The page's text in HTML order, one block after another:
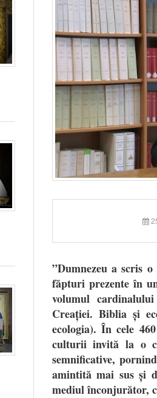
”Dumnezeu a scris
făpturi prezente în
volumul
Creației. Biblia și
ecologia). În cele
culturii invită la o
semnificative,
amintită mai sus și
mediul înconjurător,